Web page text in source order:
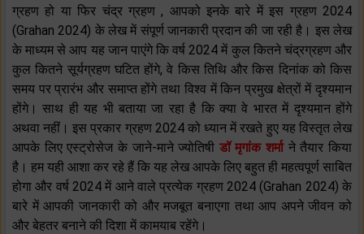
ग्रहण हो या फिर चंद्र ग्रहण , आपको इनके बारे में इस ग्रहण 2024
(Grahan 2024) के लेख में संपूर्ण जानकारी प्रदान की जा रही है। इस लेख
के माध्यम से आप यह जान पाएंगे कि वर्ष 2024 में कुल कितने चंद्रग्रहण और
कुल कितने सूर्यग्रहण घटित होंगे, वे किस तिथि और किस दिनांक को किस
समय पर प्रारंभ और समाप्त होंगे तथा विश्व में किन प्रमुख क्षेत्रों में दृश्यमान
होंगे। साथ ही यह भी बताया जा रहा है कि क्या वे भारत में दृश्यमान होंगे
अथवा नहीं। इस प्रकार ग्रहण 2024 को ध्यान में रखते हुए यह विस्तृत लेख
आपके लिए एस्ट्रोसेज के जाने-माने ज्योतिषी डॉ मृगांक शर्मा ने तैयार किया
है। हम यही आशा कर रहे हैं कि यह लेख आपके लिए बहुत ही महत्वपूर्ण साबित
होगा और वर्ष 2024 में आने वाले प्रत्येक ग्रहण 2024 (Grahan 2024) के
बारे में आपकी जानकारी को और मजबूत बनाएगा तथा आप अपने जीवन को
और बेहतर बनाने की दिशा में कामयाब रहेंगे।